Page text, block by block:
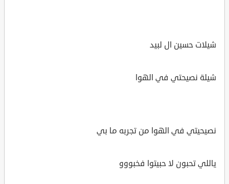
شيلات حسين ال لبيد
شيلة نصيحتي في الهوا
نصيحيتي في الهوا من تجربه ما بي
ياللي تحبون لا حبيتوا فخبووو